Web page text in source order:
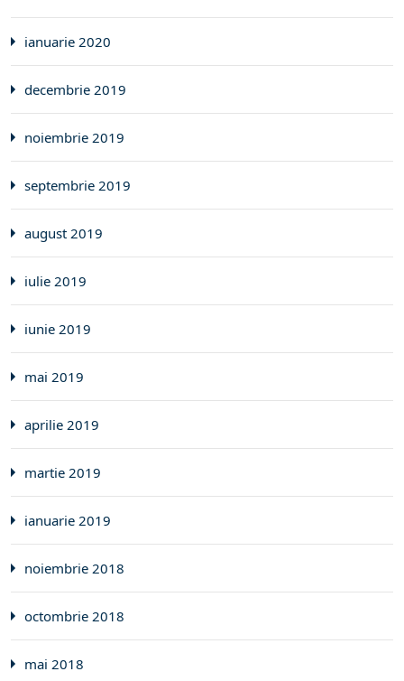
ianuarie 2020
decembrie 2019
noiembrie 2019
septembrie 2019
august 2019
iulie 2019
iunie 2019
mai 2019
aprilie 2019
martie 2019
ianuarie 2019
noiembrie 2018
octombrie 2018
mai 2018